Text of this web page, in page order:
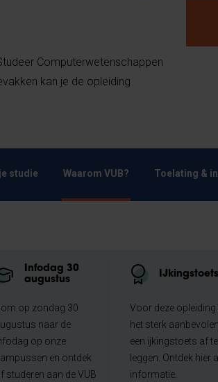
Computerwetenschappen
kan je de opleiding
studie Waarom VUB? Toelating &
Infodag 30
augustus
op zondag 30
naar de
op onze
en ontdek
studeren aan de VUB
IJkingstoets
Voor deze opleiding
het sterk aanbevolen
een ijkingstoets af te
leggen. Ontdek hier
informatie.